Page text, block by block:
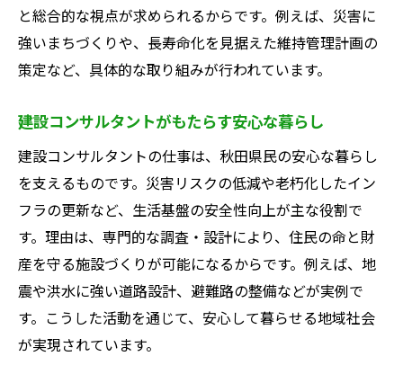
地域社会で信頼される建設コンサルタント
の強み
背景
年収アップに役立つ建設コンサルタントの資格
取得
建設コンサルタント資格で年収向上を目指
す
年収アップを叶える建設コンサルタントの
勉強法
資格が評価される建設コンサルタントの職
場環境
と総合的な視点が求められるからです。例えば、災害に
強いまちづくりや、長寿命化を見据えた維持管理計画の
策定など、具体的な取り組みが行われています。
建設コンサルタントがもたらす安心な暮らし
建設コンサルタントの仕事は、秋田県民の安心な暮らし
を支えるものです。災害リスクの低減や老朽化したイン
フラの更新など、生活基盤の安全性向上が主な役割で
す。理由は、専門的な調査・設計により、住民の命と財
産を守る施設づくりが可能になるからです。例えば、地
震や洪水に強い道路設計、避難路の整備などが実例で
す。こうした活動を通じて、安心して暮らせる地域社会
が実現されています。